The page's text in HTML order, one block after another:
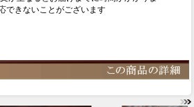
できないことがございます